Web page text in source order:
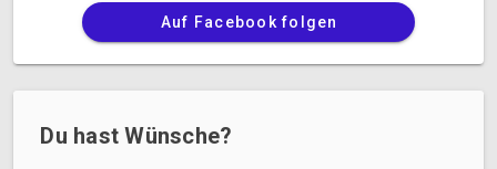
Auf Facebook folgen
Du hast Wünsche?